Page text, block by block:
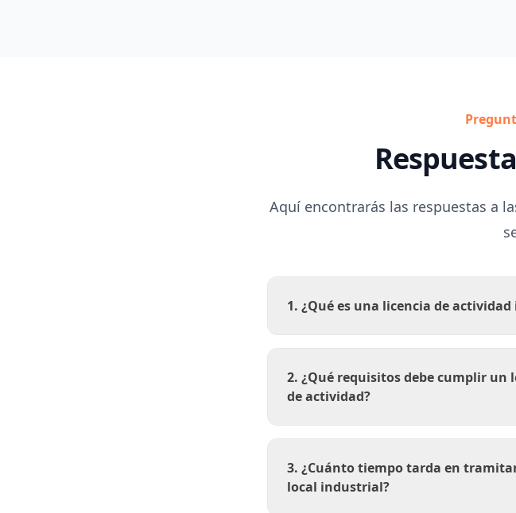
Aquí encontrarás las respuestas a
1. ¿Qué es una licencia de
2. ¿Qué requisitos debe cumplir
de actividad?
3. ¿Cuánto tiempo tarda en
local industrial?